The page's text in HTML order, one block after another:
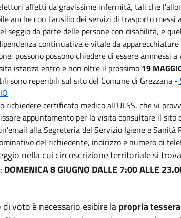
affetti da gravissime infermità, tali che
anche con l'ausilio dei servizi di trasporto messi
seggio da parte delle persone con disabilità, e
continuativa e vitale da
possono possono chiedere di essere ammessi a
istanza entro e non oltre il prossimo 19
sono reperibili sul sito del Comune di Grezzana -
richiedere certificato medico all'ULSS, che vi
appuntamento per la visita consultare il sito
alla Segreteria del Servizio Igiene e Sanità
del richiedente, indirizzo e numero di
nella cui circoscrizione territoriale si
DOMENICA8GIUGNO DALLE 7:00 ALLE
voto è necessario esibire lapropria